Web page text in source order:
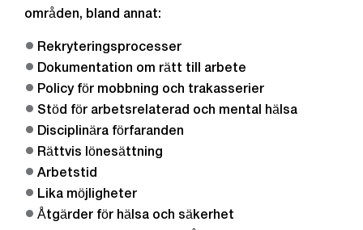
områden, bland annat:
Rekryteringsprocesser
Dokumentation om rätt till arbete
Policy för mobbning och trakasserier
Stöd för arbetsrelaterad och mental hälsa
Disciplinära förfaranden
Rättvis lönesättning
Arbetstid
Lika möjligheter
Åtgärder för hälsa och säkerhet